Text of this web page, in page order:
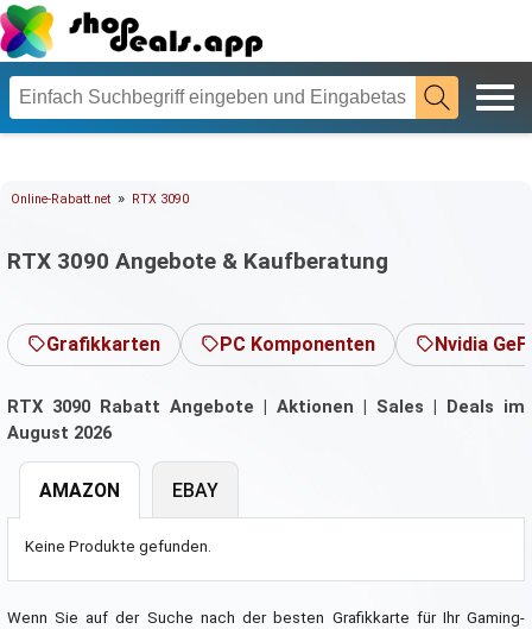
Online-Rabatt.net » RTX 3090
RTX 3090 Angebote & Kaufberatung
Grafikkarten PC Komponenten Nvidia
RTX 3090 Rabatt Angebote | Aktionen | Sales | Deals im
August 2026
AMAZON
Keine Produkte gefunden.
EBAY
Wenn Sie auf der Suche nach der besten Grafikkarte für Ihr Gaming-